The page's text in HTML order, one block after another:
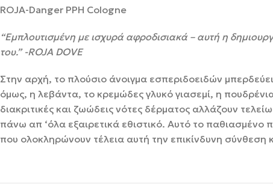
ROJA-Danger PPH Cologne
“Εμπλουτισμένη με ισχυρά αφροδισιακά – αυτή η
του.” -ROJA DOVE
Στην αρχή, το πλούσιο άνοιγμα εσπεριδοειδών
όμως, η λεβάντα, το κρεμώδες γλυκό γιασεμί, η
διακριτικές και ζωώδεις νότες δέρματος αλλάζουν
πάνω απ ‘όλα εξαιρετικά εθιστικό. Αυτό το παθιασμένο
που ολοκληρώνουν τέλεια αυτή την επικίνδυνη σύνθεση